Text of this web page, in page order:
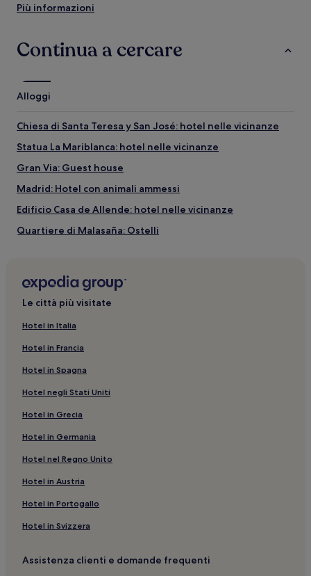
Da non perdere a Calle Preciados
Plaza de Callao
Gran Via
Cose da fare in zona Calle Preciados
Fnac
Casino Gran Via
Teatro Rialto
Più informazioni
Continua a cercare
Alloggi
Chiesa di Santa Teresa y San José: hotel nelle vicinanze
Statua La Mariblanca: hotel nelle vicinanze
Gran Via: Guest house
Madrid: Hotel con animali ammessi
Edificio Casa de Allende: hotel nelle vicinanze
Quartiere di Malasaña: Ostelli
Quartiere di Malasaña: Aparthotel
Stazione metro di Ópera: hotel nelle vicinanze
Quartiere degli affari di Parla: Ostelli
Monumento a Miguel de Cervantes: hotel nelle vicinanze
Plaza de la Villa: hotel nelle vicinanze
Casa de Campo: Pensioni
Plaza de España - Princesa: Ostelli
Sol: hotel
Palazzo di Santa Cruz: hotel nelle vicinanze
Madrid: Hotel con cucina
Barrio de las Letras: Hotel per fare shopping
Le città più visitate
Hotel in Italia
Hotel in Francia
Hotel in Spagna
Hotel negli Stati Uniti
Hotel in Grecia
Hotel in Germania
Hotel nel Regno Unito
Hotel in Austria
Hotel in Portogallo
Hotel in Svizzera
Assistenza clienti e domande frequenti